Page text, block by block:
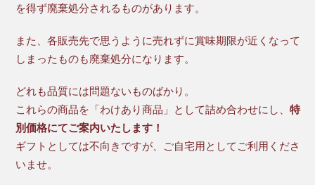
を得ず廃棄処分されるものがあります。
また、各販売先で思うように売れずに賞味期限が近くなって
しまったものも廃棄処分になります。
どれも品質には問題ないものばかり。
これらの商品を「わけあり商品」として詰め合わせにし、 特
別価格にてご案内いたします！
ギフトとしては不向きですが、ご自宅用としてご利用くださ
いませ。